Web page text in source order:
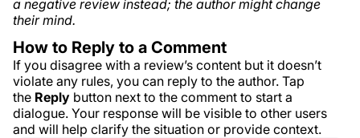
a negative review instead; the author might change
their mind.
How to Reply to a Comment
If you disagree with a review’s content but it doesn’t
violate any rules, you can reply to the author. Tap
the Reply button next to the comment to start a
dialogue. Your response will be visible to other users
and will help clarify the situation or provide context.